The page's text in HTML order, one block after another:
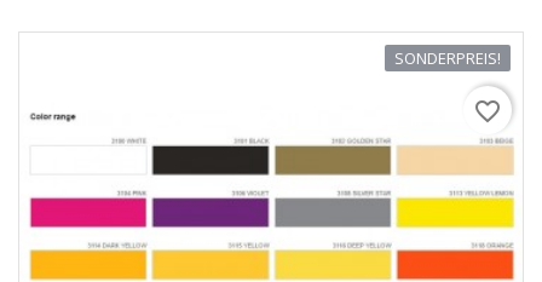
SONDERPREIS!
favorite_border